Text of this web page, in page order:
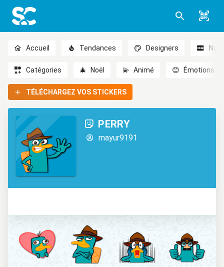
Accueil Tendances Designers
Catégories 🎄 Noël 💫 Animé 😊 Émotions
TÉLÉCHARGEZ VOS STICKERS
PERRY
mayur9191